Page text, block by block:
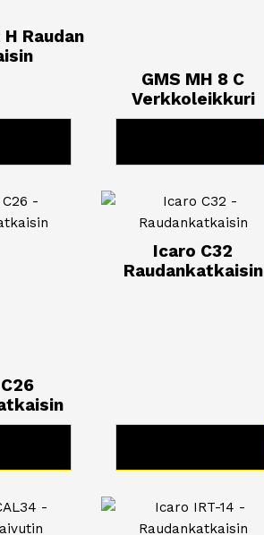
H Raudan
GMS MH 8 C
Verkkoleikkuri
Icaro C32
Raudankatkaisin